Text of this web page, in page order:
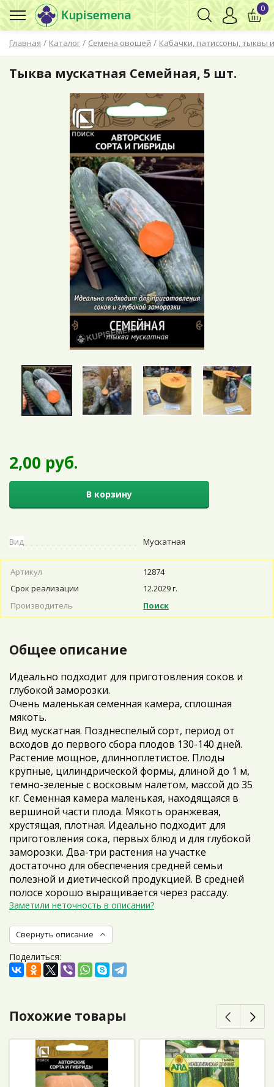
Главная / Каталог / Семена овощей / Кабачки, патиссоны, тыквы
0
Тыква мускатная Семейная, 5 шт.
2,00 руб.
В корзину
Вид Мускатная
Артикул
12874
Срок реализации
12.2029 г.
Производитель
Поиск
Общее описание
Идеально подходит для приготовления соков и
глубокой заморозки.
Очень маленькая семенная камера, сплошная
мякоть.
Вид мускатная. Позднеспелый сорт, период от
всходов до первого сбора плодов 130-140 дней.
Растение мощное, длинноплетистое. Плоды
крупные, цилиндрической формы, длиной до 1 м,
темно-зеленые с восковым налетом, массой до 35
кг. Семенная камера маленькая, находящаяся в
вершиной части плода. Мякоть оранжевая,
хрустящая, плотная. Идеально подходит для
приготовления сока, первых блюд и для глубокой
заморозки. Два-три растения на участке
достаточно для обеспечения средней семьи
полезной и диетической продукцией. В средней
полосе хорошо выращивается через рассаду.
Заметили неточность в описании?
Свернуть описание
Поделиться:
Похожие товары